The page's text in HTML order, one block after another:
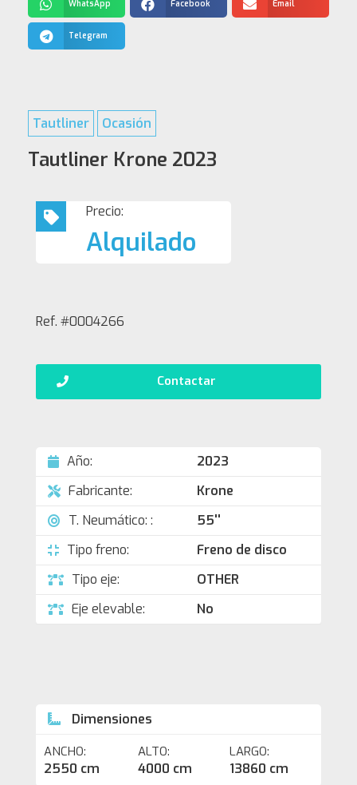
WhatsApp Facebook Email
Telegram
Tautliner Ocasión
Tautliner Krone 2023
Precio:
Alquilado
Ref. #0004266
Contactar
Año:
2023
Fabricante:
Krone
T. Neumático: :
55''
Tipo freno:
Freno de disco
Tipo eje:
OTHER
Eje elevable:
No
Dimensiones
ANCHO:
2550 cm
ALTO:
4000 cm
LARGO:
13860 cm